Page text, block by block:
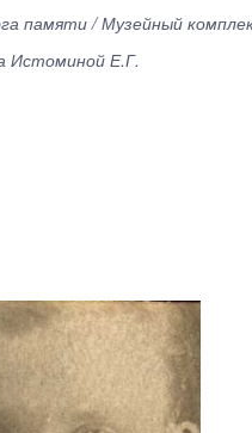
памяти / Музейный
Истоминой Е.Г.